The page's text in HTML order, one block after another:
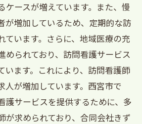
に貢献西宮市での求人情報を
しての訪問看護の役割
人市場と訪問看護の需要
人の最新情報を入手する方法
問看護求人を探すポイント
の訪問看護の魅力
ケースが増えています。また、慢
が増加しているため、定期的な訪
ています。さらに、地域医療の充
められており、訪問看護サービス
います。これにより、訪問看護師
人が増加しています。西宮市で
護サービスを提供するために、多
が求められており、合同会社きず